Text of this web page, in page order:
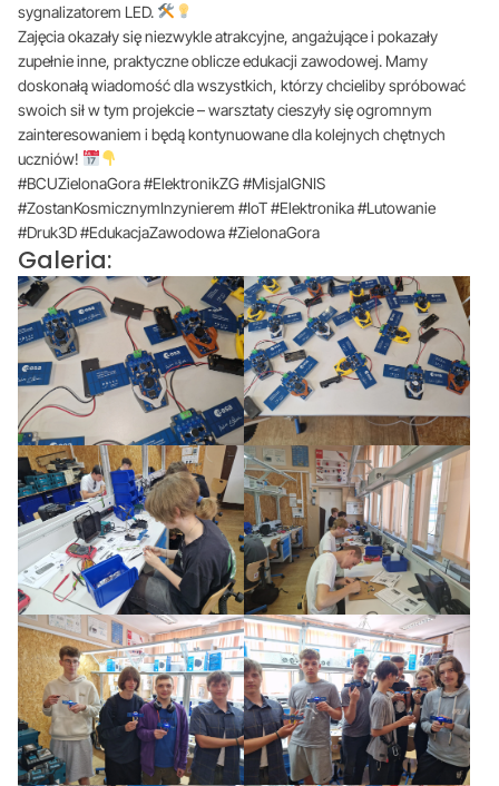
sygnalizatorem LED.
Zajęcia okazały się niezwykle atrakcyjne, angażujące i pokazały
zupełnie inne, praktyczne oblicze edukacji zawodowej. Mamy
doskonałą wiadomość dla wszystkich, którzy chcieliby spróbować
swoich sił w tym projekcie – warsztaty cieszyły się ogromnym
zainteresowaniem i będą kontynuowane dla kolejnych chętnych
uczniów!
#BCUZielonaGora #ElektronikZG #MisjaIGNIS
#ZostanKosmicznymInzynierem #IoT #Elektronika #Lutowanie
#Druk3D #EdukacjaZawodowa #ZielonaGora
Galeria: